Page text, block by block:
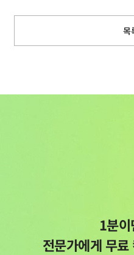
목
1분
전문가에게 무